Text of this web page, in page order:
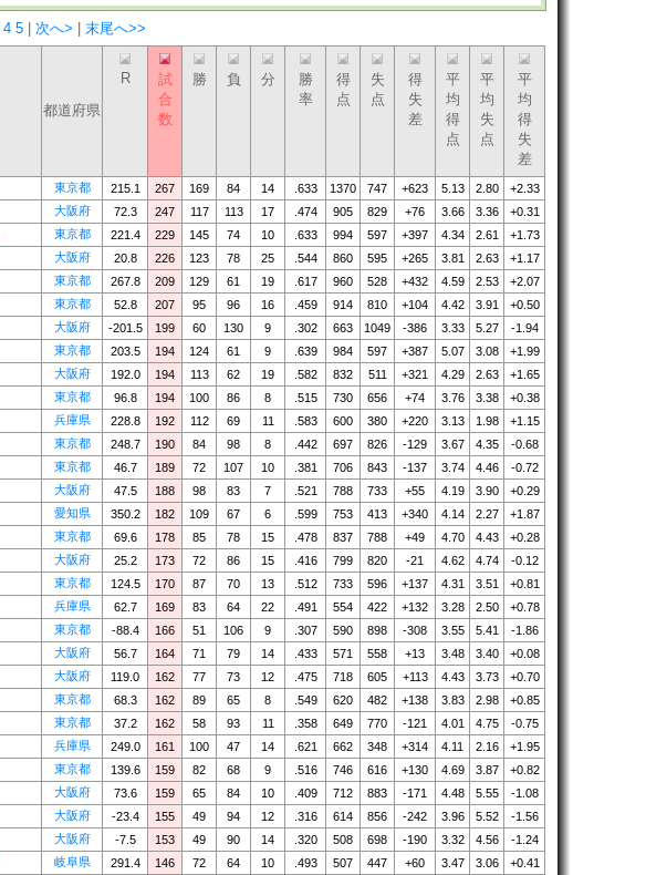
4 5 次へ> 末尾へ>>
都道府県
R
試
合
数
勝 負 分
勝
率
得
点
失
点
得
失
差
平
均
得
点
平
均
失
点
平
均
得
失
差
東京都 215.1 267 169 84 14 .633 1370 747 +623 5.13 2.80
+2.33
大阪府 72.3 247 117 113 17 .474 905 829 +76 3.66 3.36
+0.31
東京都 221.4 229 145 74 10 .633 994 597 +397 4.34 2.61
+1.73
大阪府 20.8 226 123 78 25 .544 860 595 +265 3.81 2.63
+1.17
東京都 267.8 209 129 61 19 .617 960 528 +432 4.59 2.53
+2.07
東京都 52.8 207 95 96 16 .459 914 810 +104 4.42 3.91
+0.50
大阪府 -201.5 199 60 130 9 .302 663 1049 -386 3.33 5.27
-1.94
東京都 203.5 194 124 61 9 .639 984 597 +387 5.07 3.08
+1.99
大阪府 192.0 194 113 62 19 .582 832 511 +321 4.29 2.63
+1.65
東京都 96.8 194 100 86 8 .515 730 656 +74 3.76 3.38
+0.38
兵庫県 228.8 192 112 69 11 .583 600 380 +220 3.13 1.98
+1.15
東京都 248.7 190 84 98 8 .442 697 826 -129 3.67 4.35
-0.68
東京都 46.7 189 72 107 10 .381 706 843 -137 3.74 4.46
-0.72
大阪府 47.5 188 98 83 7 .521 788 733 +55 4.19 3.90
+0.29
愛知県 350.2 182 109 67 6 .599 753 413 +340 4.14 2.27
+1.87
東京都 69.6 178 85 78 15 .478 837 788 +49 4.70 4.43
+0.28
大阪府 25.2 173 72 86 15 .416 799 820 -21 4.62 4.74
-0.12
東京都 124.5 170 87 70 13 .512 733 596 +137 4.31 3.51
+0.81
兵庫県 62.7 169 83 64 22 .491 554 422 +132 3.28 2.50
+0.78
東京都 -88.4 166 51 106 9 .307 590 898 -308 3.55 5.41
-1.86
大阪府 56.7 164 71 79 14 .433 571 558 +13 3.48 3.40
+0.08
大阪府 119.0 162 77 73 12 .475 718 605 +113 4.43 3.73
+0.70
東京都 68.3 162 89 65 8 .549 620 482 +138 3.83 2.98
+0.85
東京都 37.2 162 58 93 11 .358 649 770 -121 4.01 4.75
-0.75
兵庫県 249.0 161 100 47 14 .621 662 348 +314 4.11 2.16
+1.95
東京都 139.6 159 82 68 9 .516 746 616 +130 4.69 3.87
+0.82
大阪府 73.6 159 65 84 10 .409 712 883 -171 4.48 5.55
-1.08
大阪府 -23.4 155 49 94 12 .316 614 856 -242 3.96 5.52
-1.56
大阪府 -7.5 153 49 90 14 .320 508 698 -190 3.32 4.56
-1.24
岐阜県 291.4 146 72 64 10 .493 507 447 +60 3.47 3.06
+0.41